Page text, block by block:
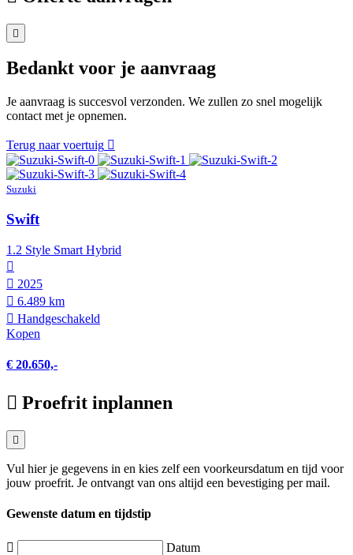
Bedankt voor je aanvraag
Je aanvraag is succesvol verzonden. We zullen zo snel mogelijk
contact met je opnemen.
Terug naar voertuig
Suzuki
Swift
1.2 Style Smart Hybrid
2025
6.489 km
Hand­geschakeld
Kopen
€ 20.650,-
Proefrit inplannen
Vul hier je gegevens in en kies zelf een voorkeursdatum en tijd voor
jouw proefrit. Je ontvangt van ons altijd een bevestiging per mail.
Gewenste datum en tijdstip
Datum